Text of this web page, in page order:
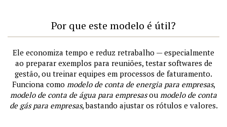
Por que este modelo é útil?
Ele economiza tempo e reduz retrabalho — especialmente
ao preparar exemplos para reuniões, testar softwares de
gestão, ou treinar equipes em processos de faturamento.
Funciona como modelo de conta de energia para empresas,
modelo de conta de água para empresasou modelo de conta
de gás para empresas, bastando ajustar os rótulos e valores.